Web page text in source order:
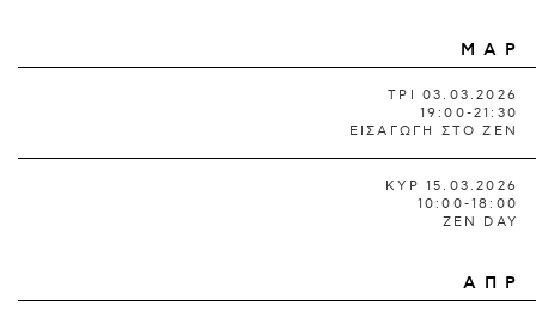
ΜΑΡ
ΤΡΙ 03.03.2026
19:00-21:30
ΕΙΣΑΓΩΓΗ ΣΤΟ ΖΕΝ
ΚΥΡ 15.03.2026
10:00-18:00
ZEN DAY
ΑΠΡ